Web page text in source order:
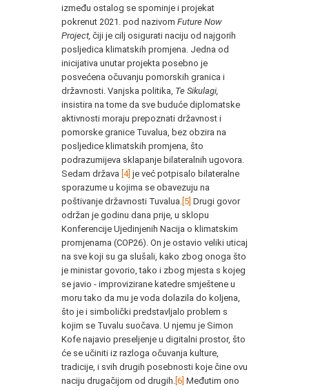
između ostalog se spominje i projekat
pokrenut 2021. pod nazivom Future Now
Project, čiji je cilj osigurati naciju od najgorih
posljedica klimatskih promjena. Jedna od
inicijativa unutar projekta posebno je
posvećena očuvanju pomorskih granica i
državnosti. Vanjska politika, Te Sikulagi,
insistira na tome da sve buduće diplomatske
aktivnosti moraju prepoznati državnost i
pomorske granice Tuvalua, bez obzira na
posljedice klimatskih promjena, što
podrazumijeva sklapanje bilateralnih ugovora.
Sedam država [4] je već potpisalo bilateralne
sporazume u kojima se obavezuju na
poštivanje državnosti Tuvalua. [5] Drugi govor
održan je godinu dana prije, u sklopu
Konferencije Ujedinjenih Nacija o klimatskim
promjenama (COP26). On je ostavio veliki uticaj
na sve koji su ga slušali, kako zbog onoga što
je ministar govorio, tako i zbog mjesta s kojeg
se javio - improvizirane katedre smještene u
moru tako da mu je voda dolazila do koljena,
što je i simbolički predstavljalo problem s
kojim se Tuvalu suočava. U njemu je Simon
Kofe najavio preseljenje u digitalni prostor, što
će se učiniti iz razloga očuvanja kulture,
tradicije, i svih drugih posebnosti koje čine ovu
naciju drugačijom od drugih. [6] Međutim ono